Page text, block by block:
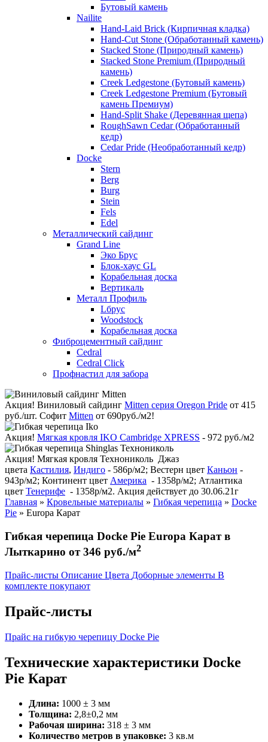
Бутовый камень
Nailite
Hand-Laid Brick (Кирпичная кладка)
Hand-Cut Stone (Обработанный камень)
Stacked Stone (Природный камень)
Stacked Stone Premium (Природный
камень)
Creek Ledgestone (Бутовый камень)
Creek Ledgestone Premium (Бутовый
камень Премиум)
Hand-Split Shake (Деревянная щепа)
RoughSawn Cedar (Обработанный
кедр)
Cedar Pride (Необработанный кедр)
Docke
Stern
Berg
Burg
Stein
Fels
Edel
Металлический сайдинг
Grand Line
Эко Брус
Блок-хаус GL
Корабельная доска
Вертикаль
Металл Профиль
Lбрус
Woodstock
Корабельная доска
Фиброцементный сайдинг
Cedral
Cedral Click
Профнастил для забора
Акция! Виниловый сайдинг Mitten серия Oregon Pride от 415
руб./шт. Софит Mitten от 690руб./м2!
Акция! Мягкая кровля IKO Cambridge XPRESS - 972 руб./м2
Акция! Мягкая кровля Технониколь Джаз
цвета Кастилия, Индиго - 586р/м2; Вестерн цвет Каньон -
943р/м2; Континент цвет Америка - 1358р/м2; Атлантика
цвет Тенерифе - 1358р/м2. Акция действует до 30.06.21г
Главная » Кровельные материалы » Гибкая черепица » Docke
Pie » Europa Карат
Гибкая черепица Docke Pie Europa Карат в
Лыткарино от 346 руб./м2
Прайс-листы Описание Цвета Доборные элементы В
комплекте покупают
Прайс-листы
Прайс на гибкую черепицу Docke Pie
Технические характеристики Docke
Pie Карат
Длина: 1000 ± 3 мм
Толщина: 2,8±0,2 мм
Рабочая ширина: 318 ± 3 мм
Количество метров в упаковке: 3 кв.м